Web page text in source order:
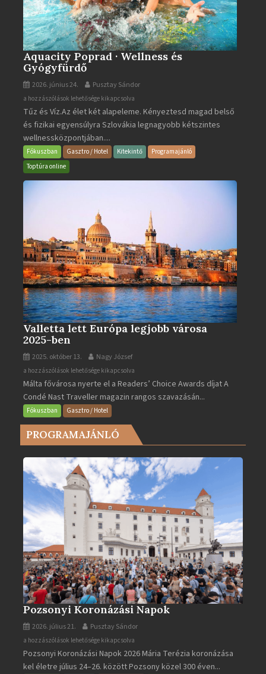
Aquacity Poprad · Wellness és
Gyógyfürdő
2026. június 24. Pusztay Sándor
Aquacity
Poprad
·
Wellness
és
Gyógyfürdő
a hozzászólások lehetősége kikapcsolva
Tűz és Víz.Az élet két alapeleme. Kényeztesd magad belső
és fizikai egyensúlyra Szlovákia legnagyobb kétszintes
wellnessközpontjában....
Fókuszban Gasztro / Hotel Kitekintő
Programajánló
Toptúra online
Valletta lett Európa legjobb városa
2025-ben
2025. október 13. Nagy József
Valletta
lett
Európa
legjobb
városa
2025-
bejegyzéshez
a hozzászólások lehetősége kikapcsolva
Málta fővárosa nyerte el a Readers’ Choice Awards díjat A
Condé Nast Traveller magazin rangos szavazásán...
Fókuszban Gasztro / Hotel
PROGRAMAJÁNLÓ
Pozsonyi Koronázási Napok
2026. július 21. Pusztay Sándor
Pozsonyi
Koronázási
Napok
a hozzászólások lehetősége kikapcsolva
Pozsonyi Koronázási Napok 2026 Mária Terézia koronázása
kel életre július 24–26. között Pozsony közel 300 éven...